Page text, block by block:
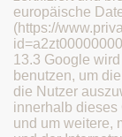
europäische
(https://
13.3 Google
benutzen, um
die Nutzer
innerhalb dieses
und um weitere,